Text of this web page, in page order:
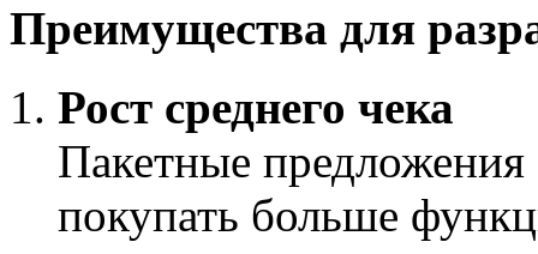
Преимущества для
Рост среднего чека
Пакетные
покупать больше